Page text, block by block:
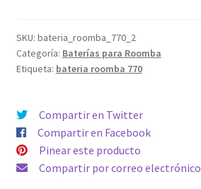
Capacidad
4500mAh
Compatible
la
serie
500,
600,
SKU: bateria_roomba_770_2
Categoría: Baterías para Roomba
Etiqueta: bateria roomba 770
Compartir en Twitter
Compartir en Facebook
Pinear este producto
Compartir por correo electrónico